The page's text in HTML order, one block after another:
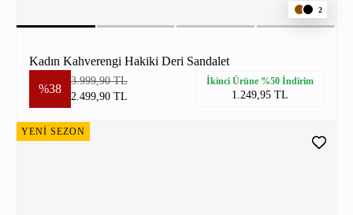
2
Kadın Kahverengi Hakiki Deri Sandalet
%38
3.999,90 TL
2.499,90 TL
İkinci Ürüne %50 İndirim
1.249,95 TL
YENİ SEZON